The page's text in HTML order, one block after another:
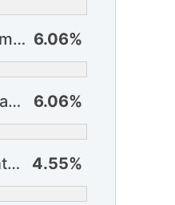
Rossi (Flamengo) 6.06%
Lucas Arcanjo (Vitória) 6.06%
Rochet (Internacional) 4.55%